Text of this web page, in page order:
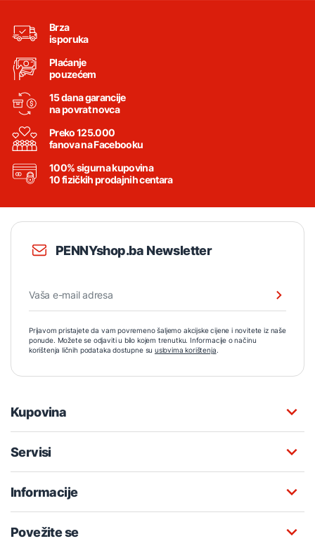
Brza
isporuka
Plaćanje
pouzećem
15 dana garancije
na povrat novca
Preko 125.000
fanova na Facebooku
100% sigurna kupovina
10 fizičkih prodajnih centara
PENNYshop.ba Newsletter
Prijavom pristajete da vam povremeno šaljemo akcijske cijene i novitete iz naše
ponude. Možete se odjaviti u bilo kojem trenutku. Informacije o načinu
korištenja ličnih podataka dostupne su uslovima korištenja.
Kupovina
Servisi
Informacije
Povežite se